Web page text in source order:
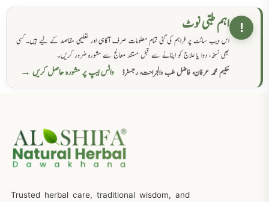
! اہم طبی نوٹ
اس ویب سائٹ پر فراہم کی گئی تمام معلومات صرف آگاہی اور تعلیمی مقاصد کے لیے ہیں۔ کسی
بھی نسخہ، دوا یا علاج کو اپنانے سے قبل مستند معالج سے مشورہ ضرور کریں۔
حکیم محمد عرفان، فاضل طب والجراحت، رجسٹرڈ
واٹس ایپ پر مشورہ حاصل کریں →
Trusted herbal care, traditional wisdom, and